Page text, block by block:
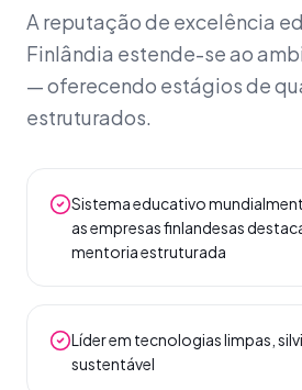
A reputação de excelência
Finlândia estende-se ao
— oferecendo estágios de
estruturados.
Sistema educativo
as empresas finlandesas
mentoria estruturada
Líder em tecnologias limpas,
sustentável